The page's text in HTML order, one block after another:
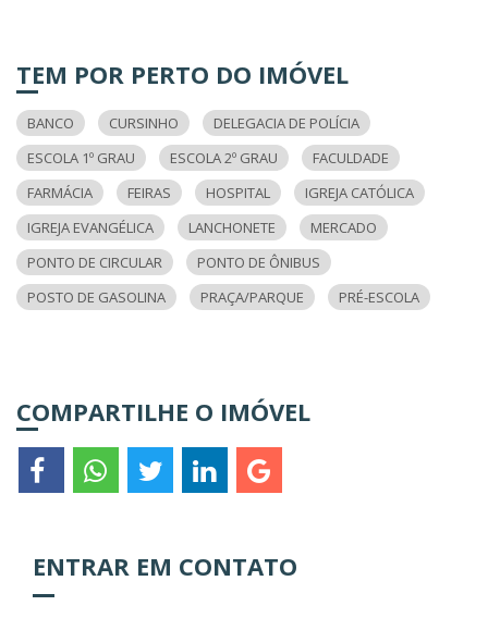
TEM POR PERTO DO IMÓVEL
BANCO CURSINHO
DELEGACIA DE POLÍCIA
ESCOLA 1º GRAU
ESCOLA 2º GRAU
FACULDADE
FARMÁCIA
FEIRAS HOSPITAL
IGREJA CATÓLICA
IGREJA EVANGÉLICA
LANCHONETE
MERCADO
PONTO DE CIRCULAR
PONTO DE ÔNIBUS
POSTO DE GASOLINA
PRAÇA/PARQUE PRÉ-ESCOLA
COMPARTILHE O IMÓVEL
ENTRAR EM CONTATO